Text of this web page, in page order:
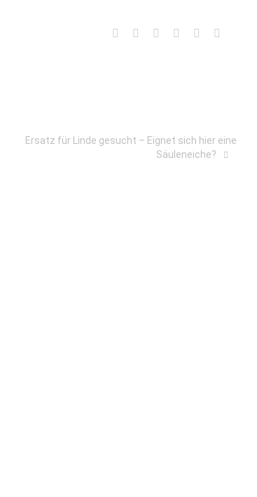
Ersatz für Linde gesucht – Eignet sich hier eine
Säuleneiche?